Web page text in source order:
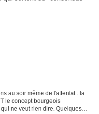
au soir même de l'attentat : la
le concept bourgeois
ne veut rien dire. Quelques